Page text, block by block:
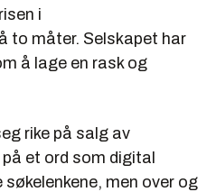
i
to måter. Selskapet har
å lage en rask og
rike på salg av
et ord som digital
men over og